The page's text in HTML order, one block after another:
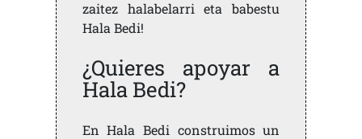
zaitez halabelarri eta babestu
Hala Bedi!
¿Quieres apoyar a
Hala Bedi?
En Hala Bedi construimos un